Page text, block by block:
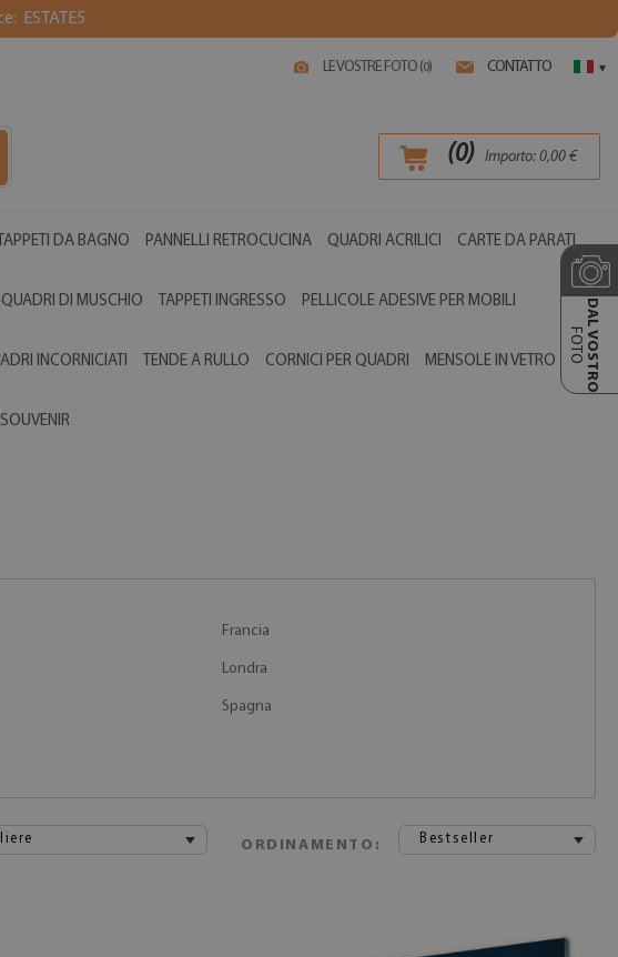
ESTATE5
LE VOSTRE FOTO (0) CONTATTO ▾
(0) Importo: 0,00€
TAPPETI DA BAGNO PANNELLI RETROCUCINA QUADRI ACRILICI CARTE DA PARATI
QUADRI DI MUSCHIO TAPPETI INGRESSO PELLICOLE ADESIVE PER MOBILI
INCORNICIATI TENDE A RULLO CORNICI PER QUADRI MENSOLE IN VETRO DAL VOSTRO
FOTO
Francia
Londra
Spagna
ORDINAMENTO: Bestseller